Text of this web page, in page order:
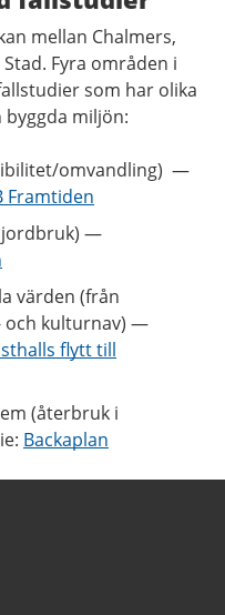
mellan Chalmers,
Fyra områden i
som har olika
miljön:
omvandling) —
Framtiden
—
värden (från
och kulturnav) —
flytt till
(återbruk i
Backaplan